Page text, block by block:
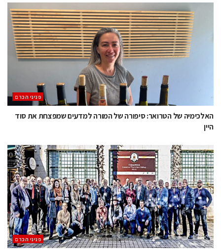
פניני הכרם
האלכימיה של הטרואר: סיפורה של המורה למדעים שמפצחת את סוד
היין
פניני הכרם